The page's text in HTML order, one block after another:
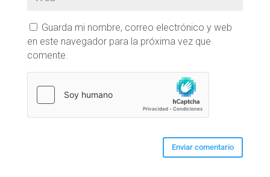
Guarda mi nombre, correo electrónico y web
en este navegador para la próxima vez que
comente.